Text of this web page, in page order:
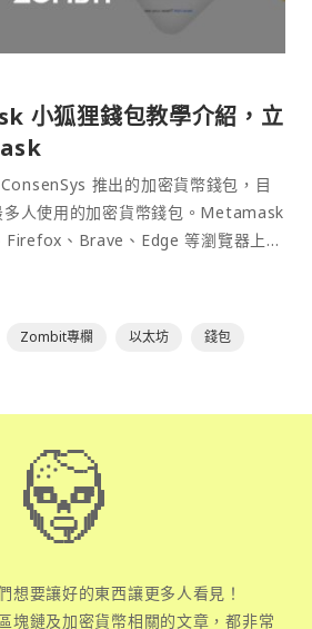
小狐狸錢包教學介紹，立
推出的加密貨幣錢包，目
多人使用的加密貨幣錢包。Metamask
、Brave、Edge 等瀏覽器上作
能且使用上非常方便。
Zombit專欄 以太坊 錢包
想要讓好的東西讓更多人看見！
塊鏈及加密貨幣相關的文章，都非常